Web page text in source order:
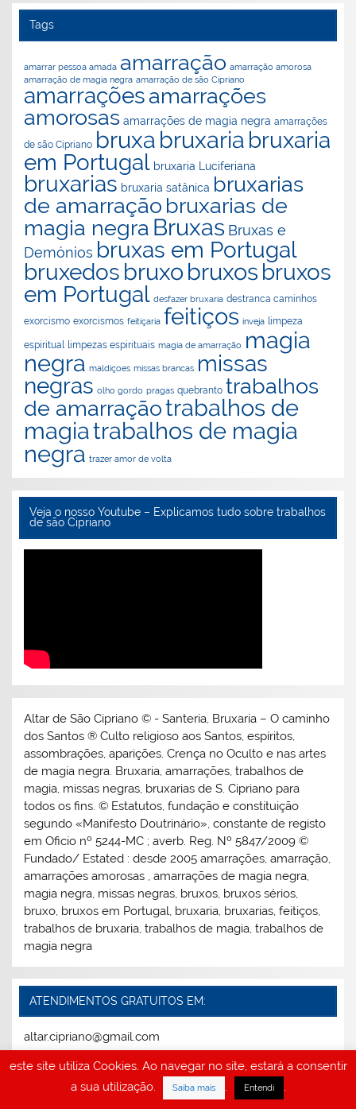
Tags
amarrar pessoa amada amarração amarração amorosa
amarração de magia negra amarração de são Cipriano
amarraçõesamarrações
amorosas amarrações de magia negra amarrações
de são Cipriano bruxa bruxaria bruxaria
em Portugal bruxaria Luciferiana
bruxarias bruxaria satânica bruxarias
de amarração bruxarias de
magia negra Bruxas Bruxas e
Demónios bruxas em Portugal
bruxedos bruxobruxos bruxos
em Portugal desfazer bruxaria destranca caminhos
exorcismo exorcismos feitiçaria feitiços inveja limpeza
espiritual limpezas espirituais magia de amarração magia
negra maldiçoes missas brancas missas
negras olho gordo pragas quebranto trabalhos
de amarraçãotrabalhos de
magiatrabalhos de magia
negra trazer amor de volta
Veja o nosso Youtube – Explicamos tudo sobre trabalhos
de são Cipriano
Altar de São Cipriano © - Santeria, Bruxaria – O caminho
dos Santos ® Culto religioso aos Santos, espíritos,
assombrações, aparições. Crença no Oculto e nas artes
de magia negra. Bruxaria, amarrações, trabalhos de
magia, missas negras, bruxarias de S. Cipriano para
todos os fins. © Estatutos, fundação e constituição
segundo «Manifesto Doutrinário», constante de registo
em Oficio nº 5244-MC ; averb. Reg. Nº 5847/2009 ©
Fundado/ Estated : desde 2005 amarrações, amarração,
amarrações amorosas , amarrações de magia negra,
magia negra, missas negras, bruxos, bruxos sérios,
bruxo, bruxos em Portugal, bruxaria, bruxarias, feitiços,
trabalhos de bruxaria, trabalhos de magia, trabalhos de
magia negra
ATENDIMENTOS GRATUITOS EM:
altar.cipriano@gmail.com
Veja tudo sobre amarrações
este site utiliza Cookies. Ao navegar no site, estará a consentir
a sua utilização.
Saiba mais . Entendi .